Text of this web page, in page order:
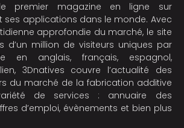
premier magazine en ligne sur
ses applications dans le monde. Avec
approfondie du marché, le site
d’un million de visiteurs uniques par
en anglais, français, espagnol,
3Dnatives couvre l’actualité des
du marché de la fabrication additive
de services : annuaire des
d’emploi, évènements et bien plus